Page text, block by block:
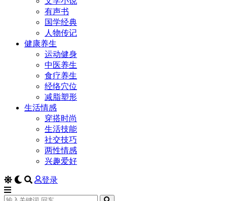
有声书
国学经典
人物传记
健康养生
运动健身
中医养生
食疗养生
经络穴位
减脂塑形
生活情感
穿搭时尚
生活技能
社交技巧
两性情感
兴趣爱好
登录